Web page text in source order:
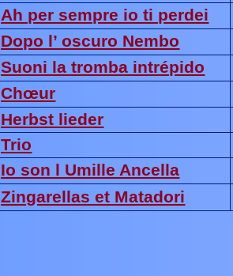
Ah per sempre io ti perdei
Dopo l’ oscuro Nembo
Suoni la tromba intrépido
Chœur
Herbst lieder
Trio
Io son l Umille Ancella
Zingarellas et Matadori